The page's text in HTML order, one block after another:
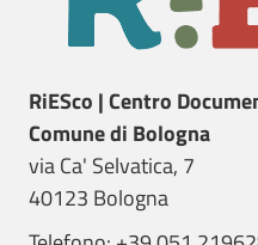
RiESco | Centro
Comune di Bologna
via Ca' Selvatica, 7
40123 Bologna